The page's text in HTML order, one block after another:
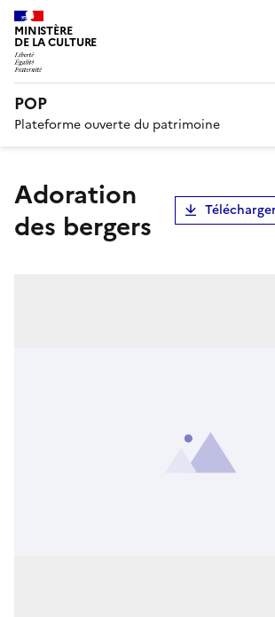
MINISTÈRE
DE LA CULTURE
POP
Plateforme ouverte du patrimoine
Adoration
des bergers